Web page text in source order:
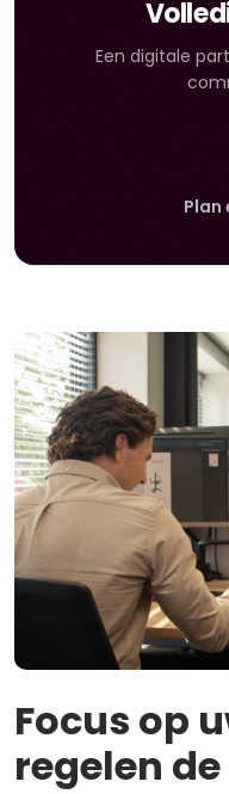
Een digitale
Plan
Focus op
regelen